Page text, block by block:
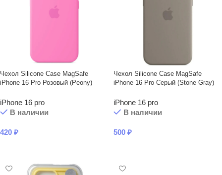
Чехол Silicone Case MagSafe
iPhone 16 Pro Розовый (Peony)
iPhone 16 pro
В наличии
420 ₽
Чехол Silicone Case MagSafe
iPhone 16 Pro Серый (Stone Gray)
iPhone 16 pro
В наличии
500 ₽